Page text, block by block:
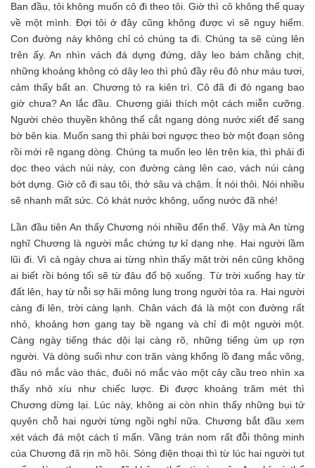
Ban đầu, tôi không muốn cô đi theo tôi. Giờ thì cô không thể quay
về một mình. Đợi tôi ở đây cũng không được vì sẽ nguy hiểm.
Con đường này không chỉ có chúng ta đi. Chúng ta sẽ cùng lên
trên ấy. An nhìn vách đá dựng đứng, dây leo bám chằng chịt,
những khoảng không có dây leo thì phủ đầy rêu đỏ như máu tươi,
cảm thấy bất an. Chương tỏ ra kiên trì. Cô đã đi đò ngang bao
giờ chưa? An lắc đầu. Chương giải thích một cách miễn cưỡng.
Người chèo thuyền không thể cắt ngang dòng nước xiết để sang
bờ bên kia. Muốn sang thì phải bơi ngược theo bờ một đoạn sông
rồi mới rẽ ngang dòng. Chúng ta muốn leo lên trên kia, thì phải đi
dọc theo vách núi này, con đường càng lên cao, vách núi càng
bớt dựng. Giờ cô đi sau tôi, thở sâu và chậm. Ít nói thôi. Nói nhiều
sẽ nhanh mất sức. Có khát nước không, uống nước đã nhé!
Lần đầu tiên An thấy Chương nói nhiều đến thế. Vậy mà An từng
nghĩ Chương là người mắc chứng tự kỉ dạng nhẹ. Hai người lầm
lũi đi. Vì cả ngày chưa ai từng nhìn thấy mặt trời nên cũng không
ai biết rồi bóng tối sẽ từ đâu đổ bộ xuống. Từ trời xuống hay từ
đất lên, hay từ nỗi sợ hãi mông lung trong người tỏa ra. Hai người
càng đi lên, trời càng lạnh. Chân vách đá là một con đường rất
nhỏ, khoảng hơn gang tay bề ngang và chỉ đi một người một.
Càng ngày tiếng thác dội lại càng rõ, những tiếng ùm ụp rợn
người. Và dòng suối như con trăn vàng khổng lồ đang mắc võng,
đầu nó mắc vào thác, đuôi nó mắc vào một cây cầu treo nhìn xa
thấy nhỏ xíu như chiếc lược. Đi được khoảng trăm mét thì
Chương dừng lại. Lúc này, không ai còn nhìn thấy những bụi tử
quyên chỗ hai người từng ngồi nghỉ nữa. Chương bắt đầu xem
xét vách đá một cách tỉ mẩn. Vầng trán nom rất đỗi thông minh
của Chương đã rịn mồ hôi. Sóng điện thoại thì từ lúc hai người tụt